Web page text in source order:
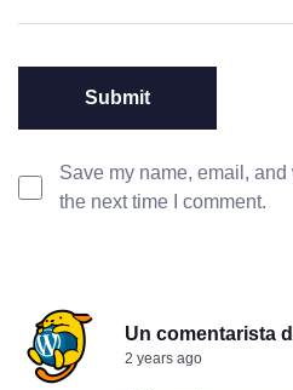
Save my name, email,
the next time I comment.
Un comentarista
2 years ago